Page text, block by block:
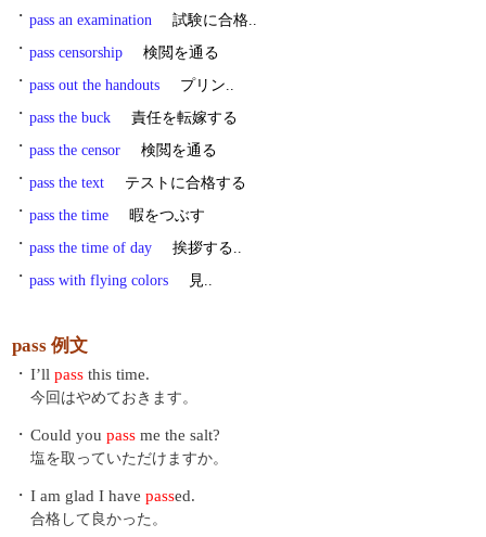
・ pass an examination
試験に合格..
・ pass censorship
検閲を通る
・ pass out the handouts
プリン..
・ pass the buck
責任を転嫁する
・ pass the censor
検閲を通る
・ pass the text
テストに合格する
・ pass the time
暇をつぶす
・ pass the time of day
挨拶する..
・ pass with flying colors 見..
pass 例文
・ I’ll pass this time.
今回はやめておきます。
・ Could you pass me the salt?
塩を取っていただけますか。
・ I am glad I have passed.
合格して良かった。